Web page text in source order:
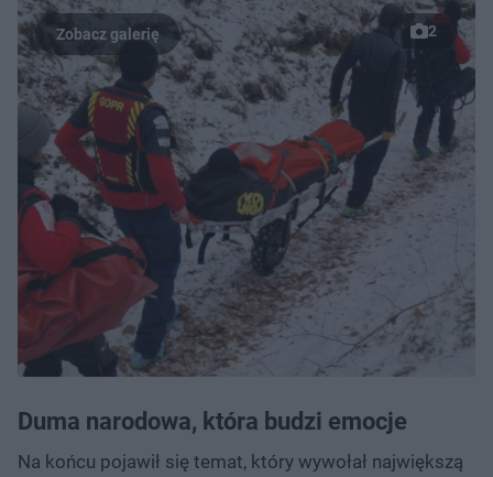
2
Duma narodowa, która budzi emocje
Na końcu pojawił się temat, który wywołał największą